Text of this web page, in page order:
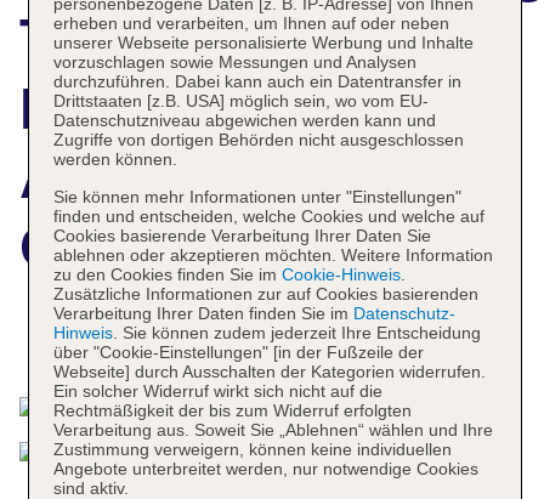
The Soaltee
Kathmandu,
Autograph
Collection
Das bietet Ihre Unterkunft
personenbezogene Daten [z. B. IP-Adresse] von Ihnen
erheben und verarbeiten, um Ihnen auf oder neben
unserer Webseite personalisierte Werbung und Inhalte
vorzuschlagen sowie Messungen und Analysen
durchzuführen. Dabei kann auch ein Datentransfer in
Drittstaaten [z.B. USA] möglich sein, wo vom EU-
Datenschutzniveau abgewichen werden kann und
Zugriffe von dortigen Behörden nicht ausgeschlossen
werden können.
Sie können mehr Informationen unter "Einstellungen"
finden und entscheiden, welche Cookies und welche auf
Cookies basierende Verarbeitung Ihrer Daten Sie
ablehnen oder akzeptieren möchten. Weitere Information
zu den Cookies finden Sie im Cookie-Hinweis.
Zusätzliche Informationen zur auf Cookies basierenden
Verarbeitung Ihrer Daten finden Sie im Datenschutz-
Hinweis. Sie können zudem jederzeit Ihre Entscheidung
über "Cookie-Einstellungen" [in der Fußzeile der
Webseite] durch Ausschalten der Kategorien widerrufen.
Ein solcher Widerruf wirkt sich nicht auf die
Rechtmäßigkeit der bis zum Widerruf erfolgten
Verarbeitung aus. Soweit Sie „Ablehnen“ wählen und Ihre
Zustimmung verweigern, können keine individuellen
Angebote unterbreitet werden, nur notwendige Cookies
sind aktiv.